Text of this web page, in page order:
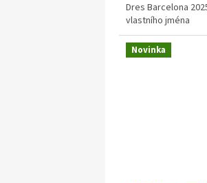
Dres Barcelona
vlastního jména
Novinka